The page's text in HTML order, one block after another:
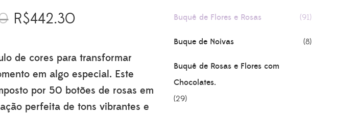
O
era:
R$499.80.
R$442.30O
é:
R$442.30.
de cores para transformar
em algo especial. Este
por 50 botões de rosas em
perfeita de tons vibrantes e
Buquê de Flores e Rosas (91)
Buque de Noivas (8)
Buquê de Rosas e Flores com
Chocolates.
(29)